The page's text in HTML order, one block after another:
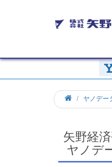
ホ
ー
ヤノデー
矢野経
ヤノデ